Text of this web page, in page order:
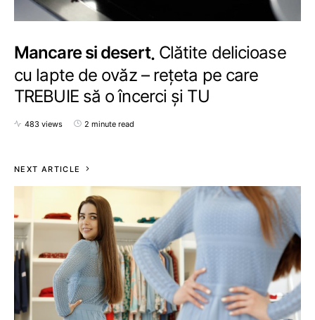
Mancare si desert Clătite delicioase
cu lapte de ovăz – rețeta pe care
TREBUIE să o încerci și TU
483 views 2 minute read
NEXT ARTICLE